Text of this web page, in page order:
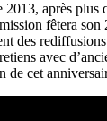
après plus
fêtera son
des
avec
de cet